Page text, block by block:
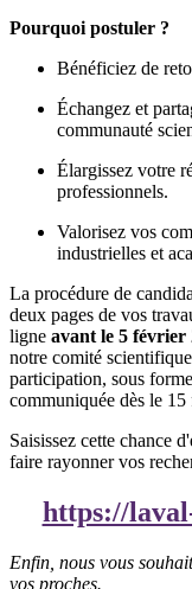
Pourquoi postuler ?
Bénéficiez de
Échangez et
communauté
Élargissez votre
professionnels.
Valorisez vos
industrielles et
La procédure de
deux pages de vos
ligne avant le 5 février
notre comité
participation, sous
communiquée dès le 15
Saisissez cette chance
faire rayonner vos
https://
Enfin, nous vous
vos proches.